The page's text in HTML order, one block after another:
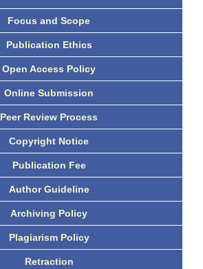
Focus and Scope
Publication Ethics
Open Access Policy
Online Submission
Peer Review Process
Copyright Notice
Publication Fee
Author Guideline
Archiving Policy
Plagiarism Policy
Retraction